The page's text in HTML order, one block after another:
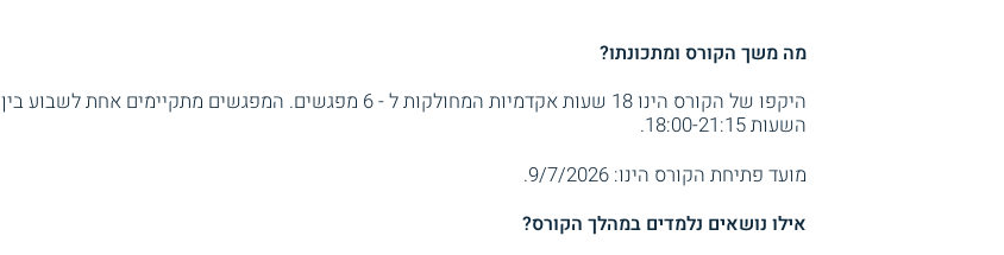
מה משך הקורס ומתכונתו?
היקפו של הקורס הינו 18 שעות אקדמיות המחולקות ל - 6 מפגשים. המפגשים מתקיימים אחת לשבוע בין
השעות 18:00-21:15.
מועד פתיחת הקורס הינו: 9/7/2026.
אילו נושאים נלמדים במהלך הקורס?